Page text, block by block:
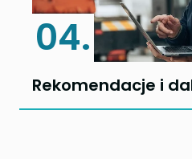
04.
Rekomendacje i